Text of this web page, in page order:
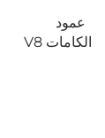
عمود
الكامات V8